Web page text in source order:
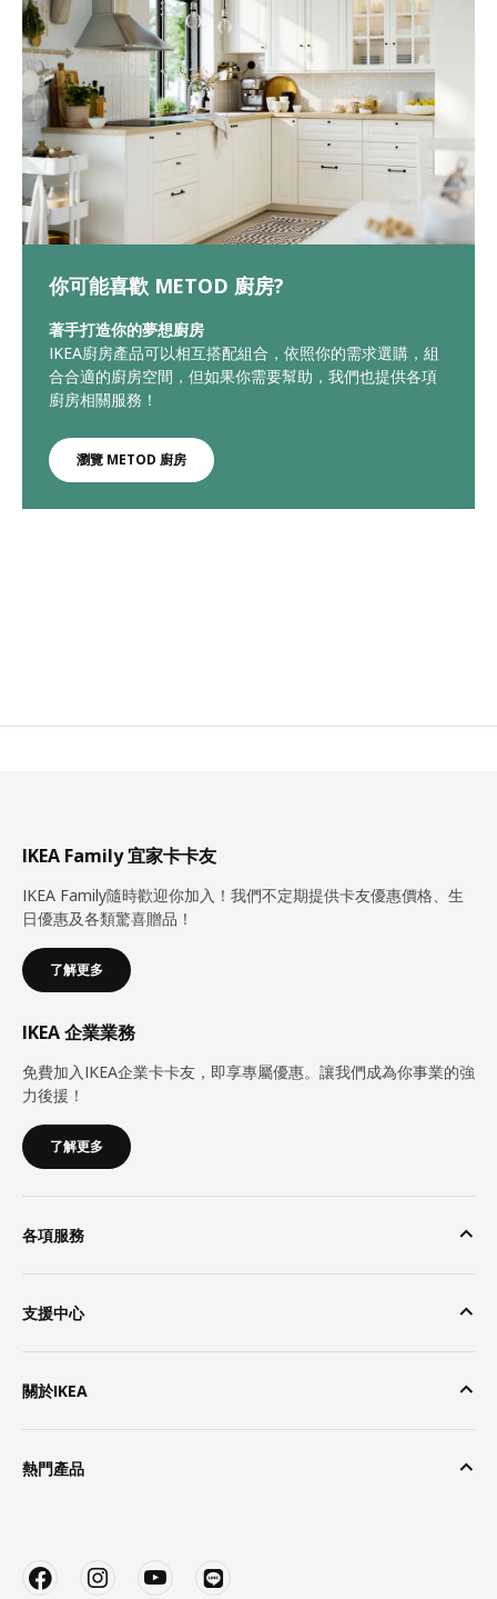
你可能喜歡 METOD 廚房?
著手打造你的夢想廚房
IKEA廚房產品可以相互搭配組合，依照你的需求選購，組
合合適的廚房空間，但如果你需要幫助，我們也提供各項
廚房相關服務！
瀏覽 METOD 廚房
IKEA Family 宜家卡卡友
IKEA Family隨時歡迎你加入！我們不定期提供卡友優惠價格、生
日優惠及各類驚喜贈品！
了解更多
IKEA 企業業務
免費加入IKEA企業卡卡友，即享專屬優惠。讓我們成為你事業的強
力後援！
了解更多
各項服務
支援中心
關於IKEA
熱門產品